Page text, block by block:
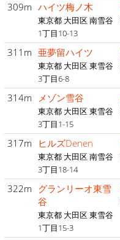
309m ハイツ梅ノ木
東京都 大田区 南雪谷
1丁目10-13
311m 亜夢留ハイツ
東京都 大田区 東雪谷
3丁目6-8
314m メゾン雪谷
東京都 大田区 東雪谷
3丁目1-15
317m ヒルズDenen
東京都 大田区 南雪谷
3丁目18-14
322m グランリーオ東雪
谷
東京都 大田区 東雪谷
1丁目15-3